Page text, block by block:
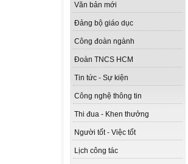
Văn bản mới
Đảng bộ giáo dục
Công đoàn ngành
Đoàn TNCS HCM
Tin tức - Sự kiện
Công nghệ thông tin
Thi đua - Khen thưởng
Người tốt - Việc tốt
Lịch công tác